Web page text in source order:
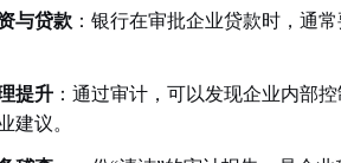
与贷款：银行在审批企业贷款时，通
提升：通过审计，可以发现企业内部
建议。